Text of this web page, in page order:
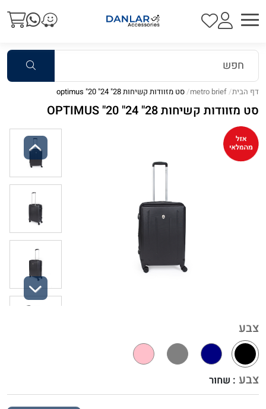
דף הבית metro brief סט מזוודות קשיחות 28" 24" 20" optimus
סט מזוודות קשיחות 28" 24" 20" OPTIMUS
צבע
צבע : שחור
Previous
Next